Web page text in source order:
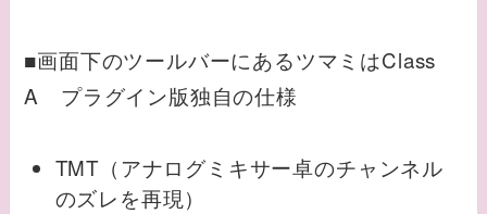
■画面下のツールバーにあるツマミはClass
A プラグイン版独自の仕様
TMT（アナログミキサー卓のチャンネル
のズレを再現）